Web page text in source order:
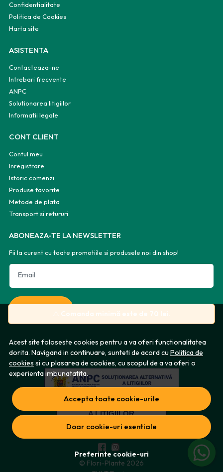
⚠️ Comanda minimă este de 70 lei.
Acest site foloseste cookies pentru a va oferi functionalitatea
dorita. Navigand in continuare, sunteti de acord cu Politica de
cookies si cu plasarea de cookies, cu scopul de a va oferi o
experienta imbunatatita.
Accepta toate cookie-urile
Doar cookie-uri esentiale
Preferinte cookie-uri
Confidentialitate
Politica de Cookies
Harta site
ASISTENTA
Contacteaza-ne
Intrebari frecvente
ANPC
Solutionarea litigiilor
Informatii legale
CONT CLIENT
Contul meu
Inregistrare
Istoric comenzi
Produse favorite
Metode de plata
Transport si retururi
ABONEAZA-TE LA NEWSLETTER
Fii la curent cu toate promotiile si produsele noi din shop!
Email
© Flori-Plante 2026